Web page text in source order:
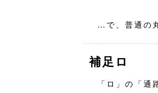
…で、普通の丸
補足ロ
「ロ」の「通